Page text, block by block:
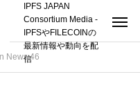
IPFS JAPAN
Consortium Media -
IPFSやFILECOINの
最新情報や動向を配
信
News 46